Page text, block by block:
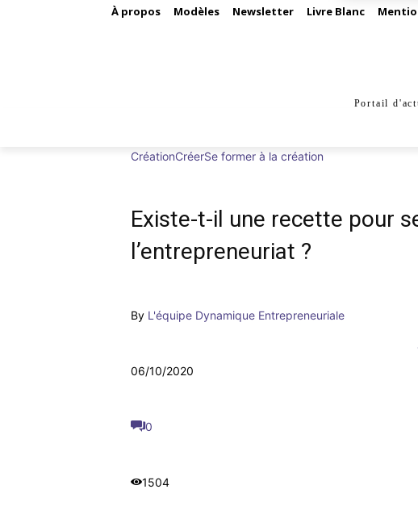
À propos Modèles Newsletter Livre Blanc
Portail
CréationCréerSe former à la création
Existe-t-il une recette pour
l’entrepreneuriat ?
By L'équipe Dynamique Entrepreneuriale
06/10/2020
0
1504